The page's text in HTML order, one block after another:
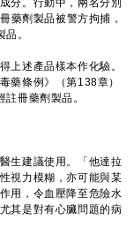
分。行動中，兩名分別
藥劑製品被警方拘捕，
品。
述產品樣本作化驗。
藥條例》（第138章）
冊藥劑製品。
生建議使用。「他達拉
視力模糊，亦可能與某
用，令血壓降至危險水
其是對有心臟問題的病